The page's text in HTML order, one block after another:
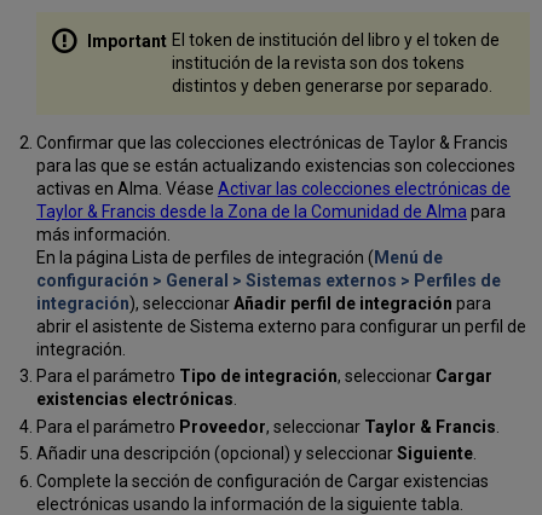
El token de institución del libro y el token de
institución de la revista son dos tokens
distintos y deben generarse por separado.
Confirmar que las colecciones electrónicas de Taylor & Francis
para las que se están actualizando existencias son colecciones
activas en Alma. Véase Activar las colecciones electrónicas de
Taylor & Francis desde la Zona de la Comunidad de Alma para
más información.
En la página Lista de perfiles de integración (Menú de
configuración > General > Sistemas externos > Perfiles de
integración), seleccionarAñadir perfil de integración para
abrir el asistente de Sistema externo para configurar un perfil de
integración.
Para el parámetro Tipo de integración, seleccionar Cargar
existencias electrónicas
Para el parámetro Proveedor, seleccionar Taylor & Francis
Añadir una descripción (opcional) y seleccionarSiguiente.
Complete la sección de configuración de Cargar existencias
electrónicas usando la información de la siguiente tabla.